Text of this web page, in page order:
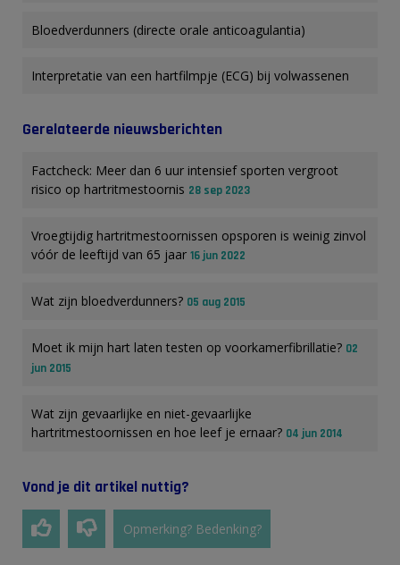
Bloedverdunners (directe orale anticoagulantia)
Interpretatie van een hartfilmpje (ECG) bij volwassenen
Gerelateerde nieuwsberichten
Factcheck: Meer dan 6 uur intensief sporten vergroot
risico op hartritmestoornis 28 sep 2023
Vroegtijdig hartritmestoornissen opsporen is weinig zinvol
vóór de leeftijd van 65 jaar 16 jun 2022
Wat zijn bloedverdunners? 05 aug 2015
Moet ik mijn hart laten testen op voorkamerfibrillatie? 02
jun 2015
Wat zijn gevaarlijke en niet-gevaarlijke
hartritmestoornissen en hoe leef je ernaar? 04 jun 2014
Vond je dit artikel nuttig?
Opmerking? Bedenking?